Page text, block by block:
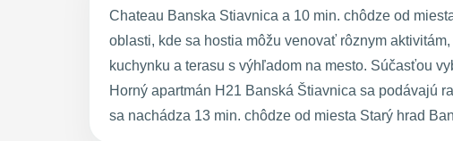
Chateau Banska Stiavnica a 10 min. chôdze od
oblasti, kde sa hostia môžu venovať rôznym
kuchynku a terasu s výhľadom na mesto. Súčasťou
Horný apartmán H21 Banská Štiavnica sa podávajú
sa nachádza 13 min. chôdze od miesta Starý hrad